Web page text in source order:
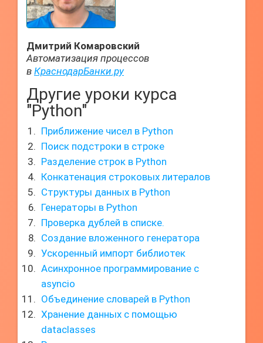
Дмитрий Комаровский
Автоматизация процессов
в КраснодарБанки.ру
Другие уроки курса
"Python"
Приближение чисел в Python
Поиск подстроки в строке
Разделение строк в Python
Конкатенация строковых литералов
Структуры данных в Python
Генераторы в Python
Проверка дублей в списке.
Создание вложенного генератора
Ускоренный импорт библиотек
Асинхронное программирование с
asyncio
Объединение словарей в Python
Хранение данных с помощью
dataclasses